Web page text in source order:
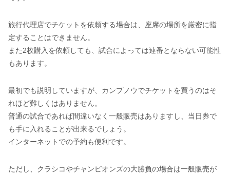
旅行代理店でチケットを依頼する場合は、座席の場所を厳密に指
定することはできません。
また2枚購入を依頼しても、試合によっては連番とならない可能性
もあります。
最初でも説明していますが、カンプノウでチケットを買うのはそ
れほど難しくはありません。
普通の試合であれば間違いなく一般販売はありますし、当日券で
も手に入れることが出来るでしょう。
インターネットでの予約も便利です。
ただし、クラシコやチャンピオンズの大勝負の場合は一般販売が